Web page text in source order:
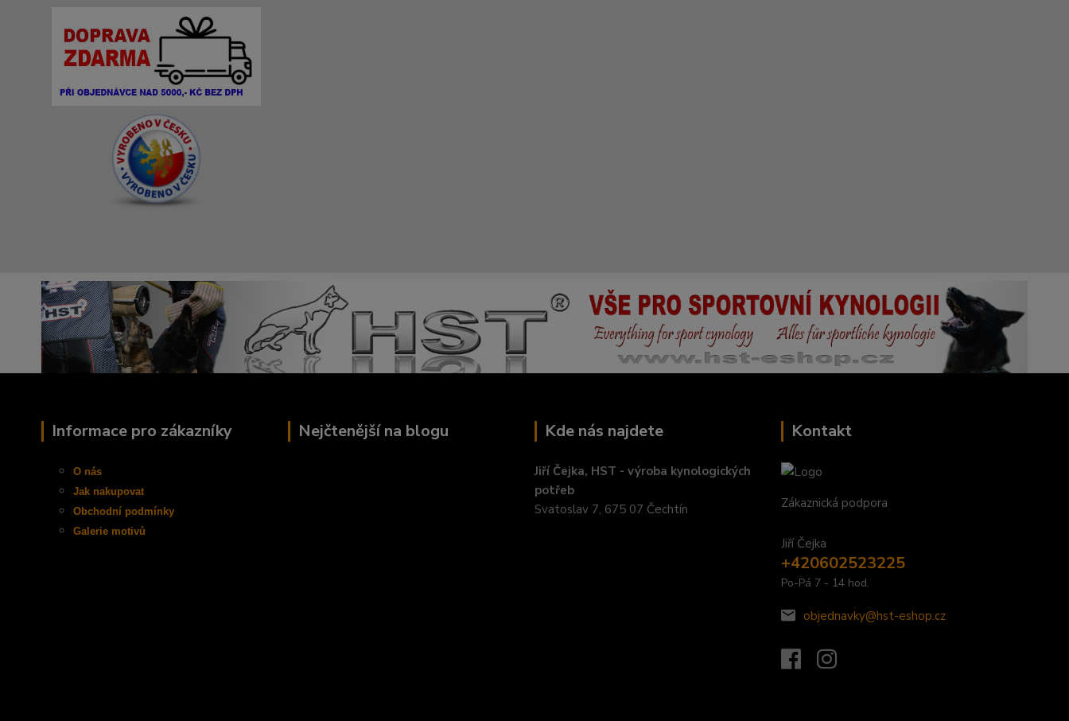
Informace pro zákazníky
O nás
Jak nakupovat
Obchodní podmínky
Galerie motivů
Nejčtenější na blogu Kde nás najdete
Jiří Čejka, HST - výroba kynologických
potřeb
Svatoslav 7, 675 07 Čechtín
Kontakt
Zákaznická podpora
Jiří Čejka
+420602523225
Po-Pá 7 - 14 hod.
objednavky@hst-eshop.cz